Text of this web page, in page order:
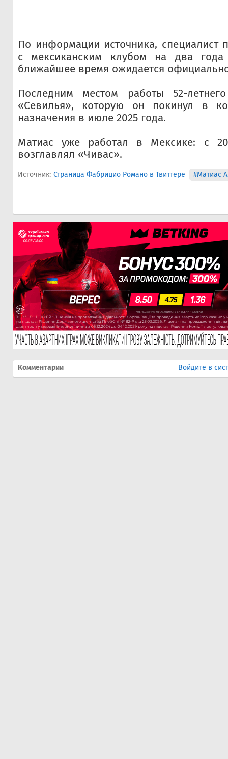
По информации источника, специалист
с мексиканским клубом на два
ближайшее время ожидается
Последним местом работы 52-
«Севилья», которую он покинул в
назначения в июле 2025 года.
Матиас уже работал в Мексике: с
возглавлял «Чивас».
Источник: Страница Фабрицио Романо в Твиттере #Матиас
Комментарии Войдите в